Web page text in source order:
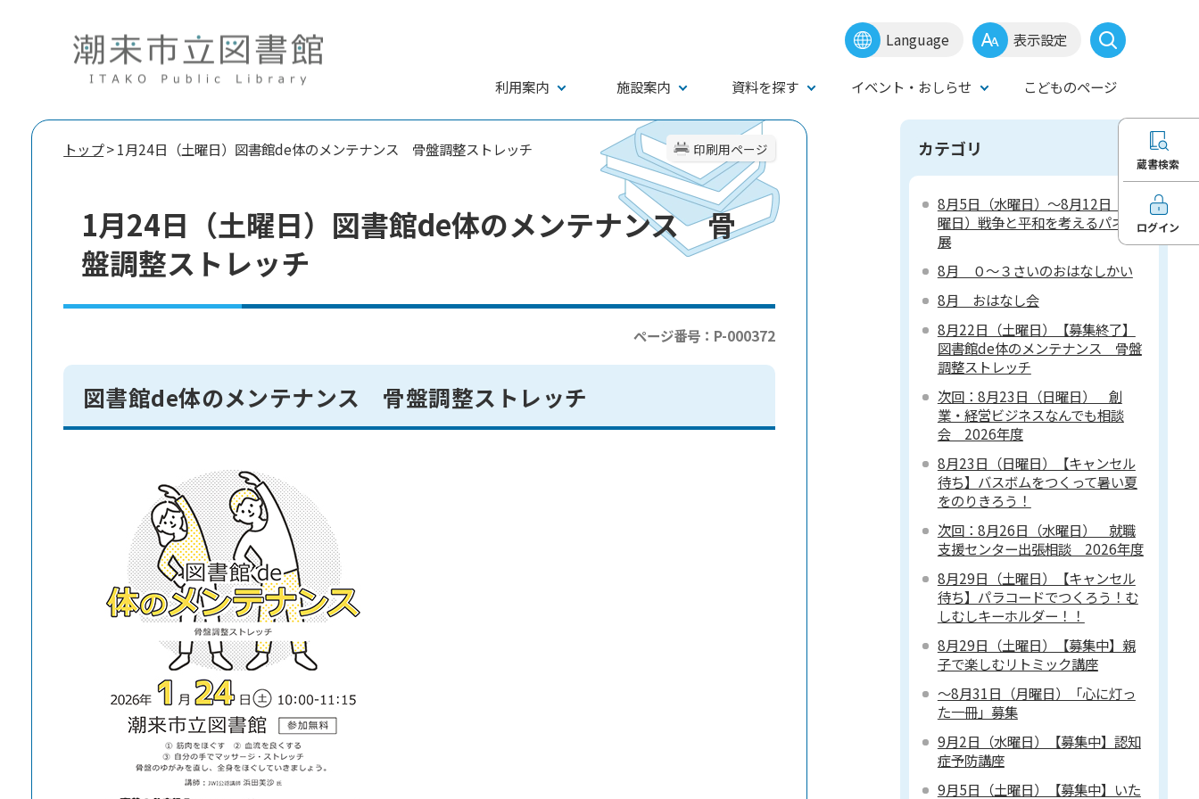
Language 表示設定
利用案内 施設案内 資料を探す イベント・おしらせ こどものページ
印刷用ページ
トップ> 1月24日（土曜日）図書館de体のメンテナンス 骨盤調整ストレッチ
1月24日（土曜日）図書館de体のメンテナンス 骨
盤調整ストレッチ
ページ番号：P-000372
図書館de体のメンテナンス 骨盤調整ストレッチ
カテゴリ
8月5日（水曜日）～8月12日（水
曜日）戦争と平和を考えるパネル
展
8月 ０～３さいのおはなしかい
8月 おはなし会
8月22日（土曜日）【募集終了】
図書館de体のメンテナンス 骨盤
調整ストレッチ
次回：8月23日（日曜日） 創
業・経営ビジネスなんでも相談
会 2026年度
8月23日（日曜日）【キャンセル
待ち】バスボムをつくって暑い夏
をのりきろう！
次回：8月26日（水曜日） 就職
支援センター出張相談 2026年度
8月29日（土曜日）【キャンセル
待ち】パラコードでつくろう！む
しむしキーホルダー！！
8月29日（土曜日）【募集中】親
子で楽しむリトミック講座
～8月31日（月曜日）「心に灯っ
た一冊」募集
9月2日（水曜日）【募集中】認知
症予防講座
9月5日（土曜日）【募集中】いた
蔵書検索
ログイン